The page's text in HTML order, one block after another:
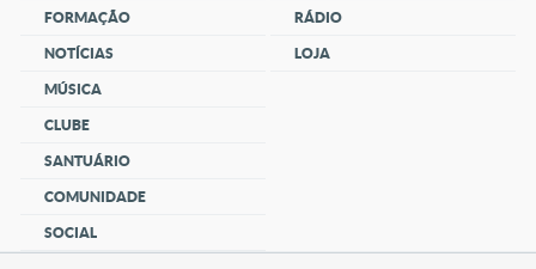
FORMAÇÃO
NOTÍCIAS
MÚSICA
CLUBE
SANTUÁRIO
COMUNIDADE
SOCIAL
RÁDIO
LOJA